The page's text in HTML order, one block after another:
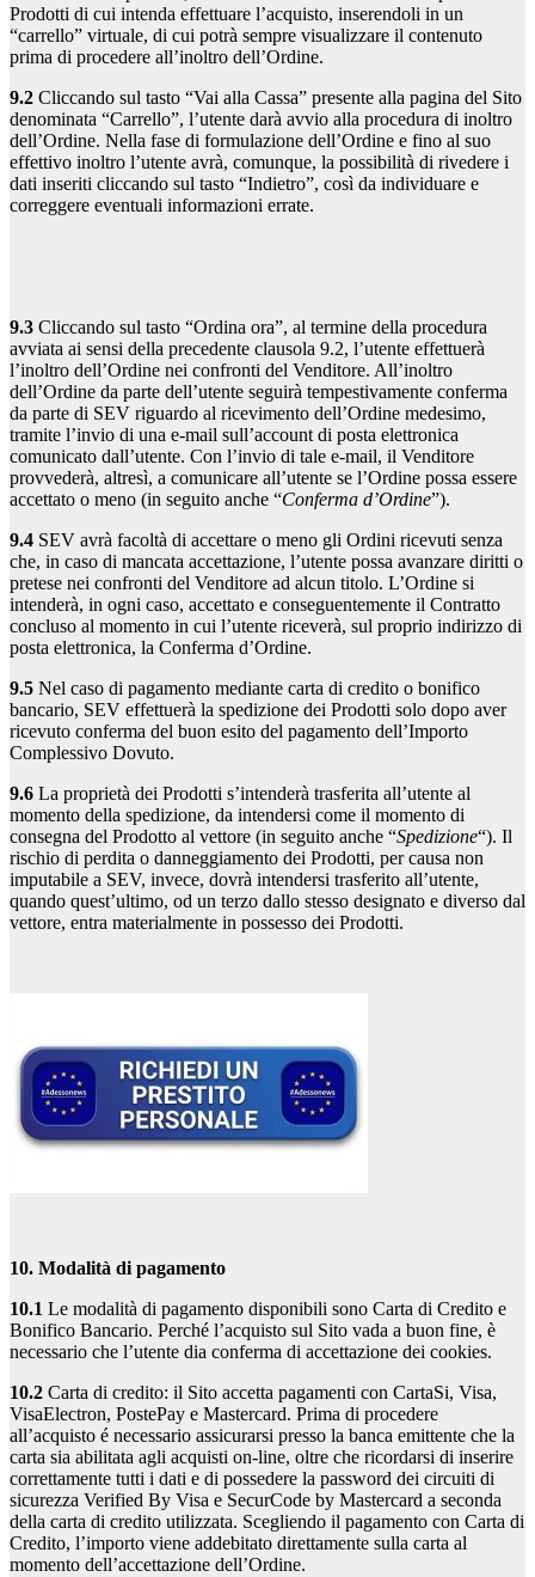
Prodotti di cui intenda effettuare l’acquisto, inserendoli in un
“carrello” virtuale, di cui potrà sempre visualizzare il contenuto
prima di procedere all’inoltro dell’Ordine.
9.2 Cliccando sul tasto “Vai alla Cassa” presente alla pagina del Sito
denominata “Carrello”, l’utente darà avvio alla procedura di inoltro
dell’Ordine. Nella fase di formulazione dell’Ordine e fino al suo
effettivo inoltro l’utente avrà, comunque, la possibilità di rivedere i
dati inseriti cliccando sul tasto “Indietro”, così da individuare e
correggere eventuali informazioni errate.
9.3 Cliccando sul tasto “Ordina ora”, al termine della procedura
avviata ai sensi della precedente clausola 9.2, l’utente effettuerà
l’inoltro dell’Ordine nei confronti del Venditore. All’inoltro
dell’Ordine da parte dell’utente seguirà tempestivamente conferma
da parte di SEV riguardo al ricevimento dell’Ordine medesimo,
tramite l’invio di una e-mail sull’account di posta elettronica
comunicato dall’utente. Con l’invio di tale e-mail, il Venditore
provvederà, altresì, a comunicare all’utente se l’Ordine possa essere
accettato o meno (in seguito anche “Conferma d’Ordine”).
9.4 SEV avrà facoltà di accettare o meno gli Ordini ricevuti senza
che, in caso di mancata accettazione, l’utente possa avanzare diritti o
pretese nei confronti del Venditore ad alcun titolo. L’Ordine si
intenderà, in ogni caso, accettato e conseguentemente il Contratto
concluso al momento in cui l’utente riceverà, sul proprio indirizzo di
posta elettronica, la Conferma d’Ordine.
9.5 Nel caso di pagamento mediante carta di credito o bonifico
bancario, SEV effettuerà la spedizione dei Prodotti solo dopo aver
ricevuto conferma del buon esito del pagamento dell’Importo
Complessivo Dovuto.
9.6 La proprietà dei Prodotti s’intenderà trasferita all’utente al
momento della spedizione, da intendersi come il momento di
consegna del Prodotto al vettore (in seguito anche “Spedizione“). Il
rischio di perdita o danneggiamento dei Prodotti, per causa non
imputabile a SEV, invece, dovrà intendersi trasferito all’utente,
quando quest’ultimo, od un terzo dallo stesso designato e diverso dal
vettore, entra materialmente in possesso dei Prodotti.
10. Modalità di pagamento
10.1 Le modalità di pagamento disponibili sono Carta di Credito e
Bonifico Bancario. Perché l’acquisto sul Sito vada a buon fine, è
necessario che l’utente dia conferma di accettazione dei cookies.
10.2 Carta di credito: il Sito accetta pagamenti con CartaSi, Visa,
VisaElectron, PostePay e Mastercard. Prima di procedere
all’acquisto é necessario assicurarsi presso la banca emittente che la
carta sia abilitata agli acquisti on-line, oltre che ricordarsi di inserire
correttamente tutti i dati e di possedere la password dei circuiti di
sicurezza Verified By Visa e SecurCode by Mastercard a seconda
della carta di credito utilizzata. Scegliendo il pagamento con Carta di
Credito, l’importo viene addebitato direttamente sulla carta al
momento dell’accettazione dell’Ordine.